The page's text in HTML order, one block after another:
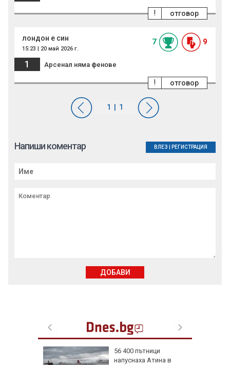
56 400 пътници
напуснаха Атина в
отговор
!
лондон е син
15:23 | 20 май 2026 г.
7 9
1 Арсенал няма фенове
отговор
!
Напиши коментар ВЛЕЗ РЕГИСТРАЦИЯ
ДОБАВИ